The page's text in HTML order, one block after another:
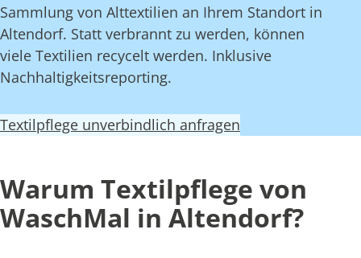
Sammlung von Alttextilien an Ihrem Standort in
Altendorf. Statt verbrannt zu werden, können
viele Textilien recycelt werden. Inklusive
Nachhaltigkeitsreporting.
Textilpflege unverbindlich anfragen
Warum Textilpflege von
WaschMal in Altendorf?